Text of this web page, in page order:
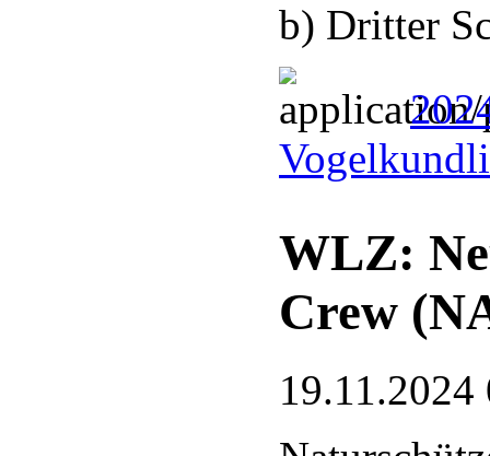
b) Dritter
WLZ:
Crew
19.11.2024